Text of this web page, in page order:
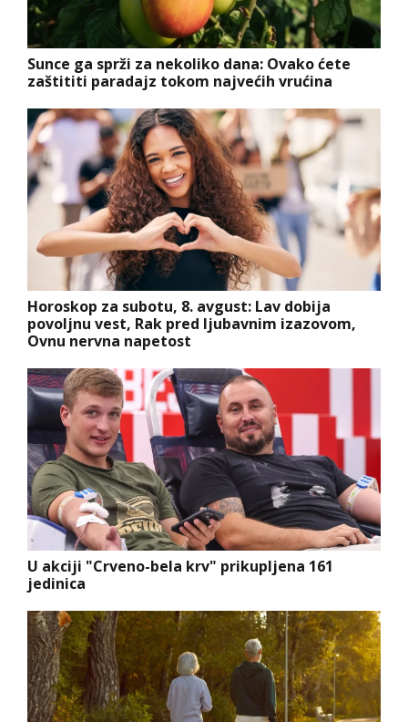
Sunce ga sprži za nekoliko dana: Ovako ćete
zaštititi paradajz tokom najvećih vrućina
Horoskop za subotu, 8. avgust: Lav dobija
povoljnu vest, Rak pred ljubavnim izazovom,
Ovnu nervna napetost
U akciji "Crveno-bela krv" prikupljena 161
jedinica